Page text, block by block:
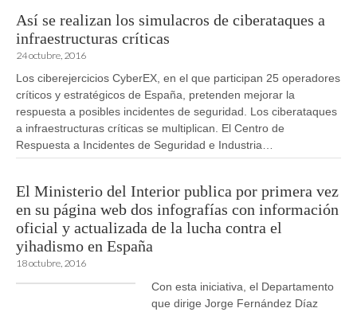
Así se realizan los simulacros de ciberataques a
infraestructuras críticas
24 octubre, 2016
Los ciberejercicios CyberEX, en el que participan 25 operadores
críticos y estratégicos de España, pretenden mejorar la
respuesta a posibles incidentes de seguridad. Los ciberataques
a infraestructuras críticas se multiplican. El Centro de
Respuesta a Incidentes de Seguridad e Industria…
El Ministerio del Interior publica por primera vez
en su página web dos infografías con información
oficial y actualizada de la lucha contra el
yihadismo en España
18 octubre, 2016
Con esta iniciativa, el Departamento
que dirige Jorge Fernández Díaz